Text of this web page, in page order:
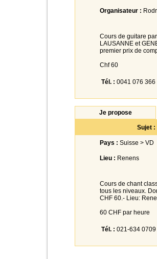
Organisateur :
Cours de guitare
LAUSANNE et
premier prix de
Chf 60
Tél. : 0041 076 366
Je propose
Sujet
Pays : Suisse > VD
Lieu : Renens
Cours de chant
tous les niveaux.
CHF 60.- Lieu:
60 CHF par heure
Tél. : 021-634 0709